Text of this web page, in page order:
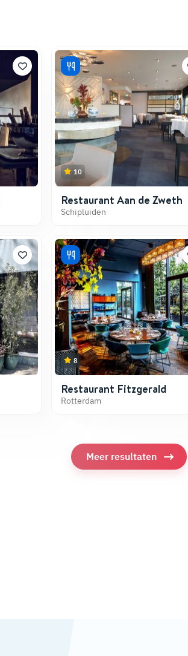
10
Restaurant Aan de Zweth
Schipluiden
8
Restaurant Fitzgerald
Rotterdam
Meer resultaten